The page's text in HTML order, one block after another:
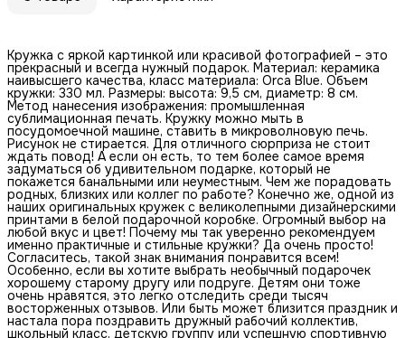
Кружка с яркой картинкой или красивой фотографией – это
прекрасный и всегда нужный подарок. Материал: керамика
наивысшего качества, класс материала: Orca Blue. Объем
кружки: 330 мл. Размеры: высота: 9,5 см, диаметр: 8 см.
Метод нанесения изображения: промышленная
сублимационная печать. Кружку можно мыть в
посудомоечной машине, ставить в микроволновую печь.
Рисунок не стирается. Для отличного сюрприза не стоит
ждать повод! А если он есть, то тем более самое время
задуматься об удивительном подарке, который не
покажется банальными или неуместным. Чем же порадовать
родных, близких или коллег по работе? Конечно же, одной из
наших оригинальных кружек с великолепными дизайнерскими
принтами в белой подарочной коробке. Огромный выбор на
любой вкус и цвет! Почему мы так уверенно рекомендуем
именно практичные и стильные кружки? Да очень просто!
Согласитесь, такой знак внимания понравится всем!
Особенно, если вы хотите выбрать необычный подарочек
хорошему старому другу или подруге. Детям они тоже
очень нравятся, это легко отследить среди тысяч
восторженных отзывов. Или быть может близится праздник и
настала пора поздравить дружный рабочий коллектив,
школьный класс, детскую группу или успешную спортивную